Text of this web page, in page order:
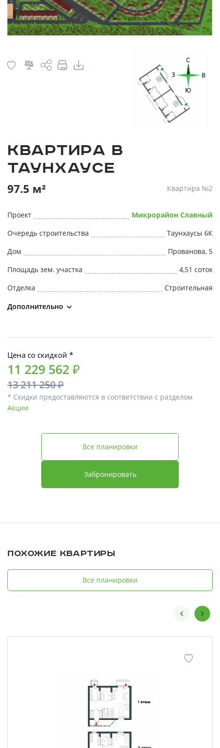
Квартира в
таунхаусе
97.5 м² Квартира №2
Проект
Микрорайон Славный
Очередь строительства
Таунхаусы 6К
Дом
Прованова, 5
Площадь зем. участка
4,51 соток
Отделка
Строительная
Дополнительно
Цена со скидкой *
11 229 562 ₽
13 211 250 ₽
* Скидки предоставляются в соответствии с разделом
Акции
Забронировать
Все планировки
Похожие квартиры
Все планировки